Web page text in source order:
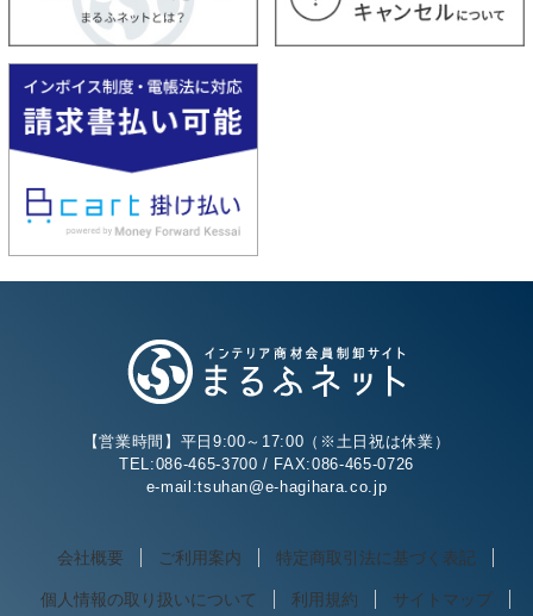
【営業時間】平日9:00～17:00（※土日祝は休業）
TEL:086-465-3700 / FAX:086-465-0726
e-mail:tsuhan@e-hagihara.co.jp
会社概要 ご利用案内 特定商取引法に基づく表記
個人情報の取り扱いについて 利用規約 サイトマップ